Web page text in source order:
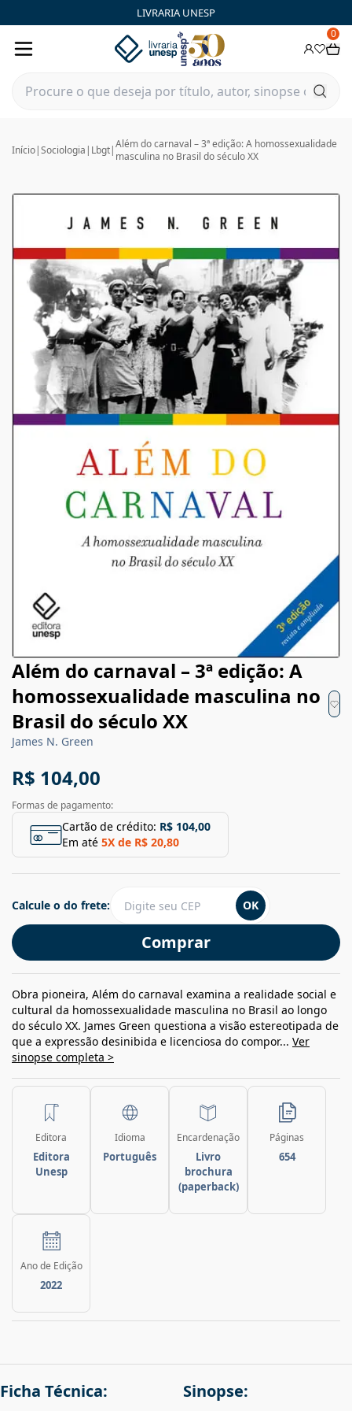
LIVRARIA UNESP
0
Início|Sociologia | Lbgt|Além do carnaval – 3ª edição: A homossexualidade
masculina no Brasil do século XX
Além do carnaval – 3ª edição: A
homossexualidade masculina no
Brasil do século XX
James N. Green
R$ 104,00
Formas de pagamento:
Cartão de crédito: R$ 104,00
Em até 5X de R$ 20,80
Comprar
Calcule o do frete: OK
Obra pioneira, Além do carnaval examina a realidade social e
cultural da homossexualidade masculina no Brasil ao longo
do século XX. James Green questiona a visão estereotipada de
que a expressão desinibida e licenciosa do compor... Ver
sinopse completa >
Editora
Editora
Unesp
Idioma
Português
Encardenação
Livro
brochura
(paperback)
Páginas
654
Ano de Edição
2022
Ficha Técnica: Sinopse: